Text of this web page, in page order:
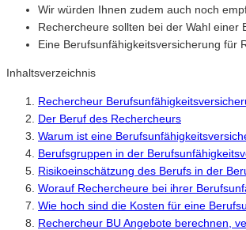
Wir würden Ihnen zudem auch noch
Rechercheure sollten bei der Wahl
Eine Berufsunfähigkeitsversicherung für
Inhaltsverzeichnis
Rechercheur
Der Beruf des Rechercheurs
Warum ist eine
Berufsgruppen in der
Risikoeinschätzung des Berufs in der
Worauf Rechercheure bei ihrer
Wie hoch sind die Kosten für eine
Rechercheur BU Angebote berechnen,